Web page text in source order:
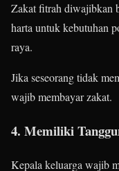
Zakat fitrah diwajibkan
harta untuk kebutuhan
raya.
Jika seseorang tidak
wajib membayar zakat.
4. Memiliki
Kepala keluarga wajib